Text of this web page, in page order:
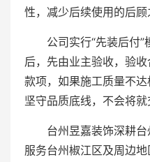
性，减少后续使用的后顾
公司实行“先装后付
后，先由业主验收，验
款项，如果施工质量不达
坚守品质底线，不会将就
台州昱嘉装饰深耕
服务台州椒江区及周边